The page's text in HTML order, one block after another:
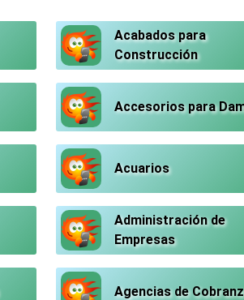
Acabados para
Construcción
Accesorios para
Acuarios
Administración de
Empresas
Agencias de